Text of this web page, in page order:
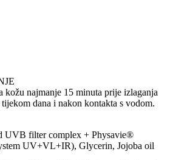
kožu najmanje 15 minuta prije izlaganja
dana i nakon kontakta s vodom.
UVB filter complex + Physavie®
UV+VL+IR), Glycerin, Jojoba oil